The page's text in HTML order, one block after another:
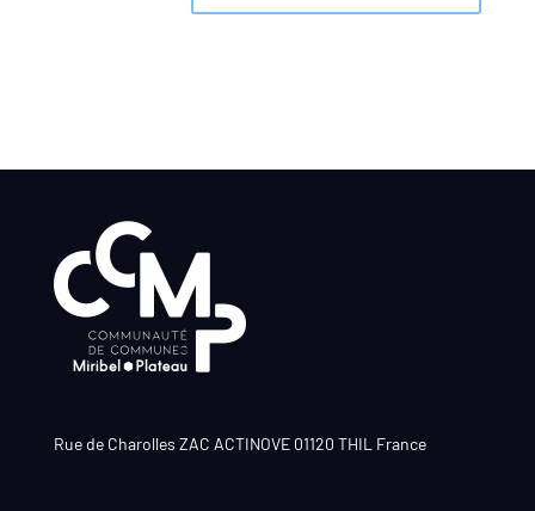
Rue de Charolles ZAC ACTINOVE 01120 THIL France